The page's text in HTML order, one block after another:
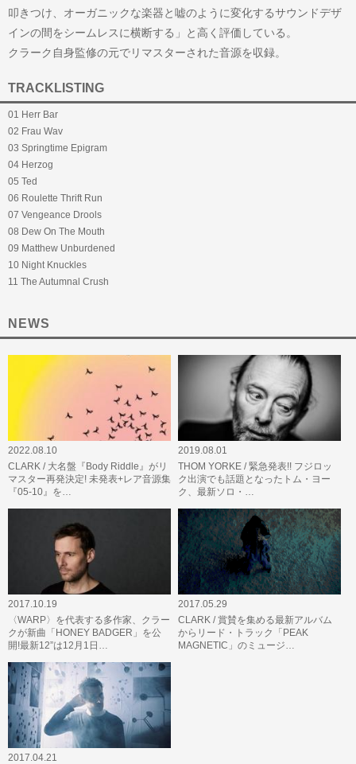
叩きつけ、オーガニックな楽器と嘘のように変化するサウンドデザ
インの間をシームレスに横断する」と高く評価している。
クラーク自身監修の元でリマスターされた音源を収録。
TRACKLISTING
01 Herr Bar
02 Frau Wav
03 Springtime Epigram
04 Herzog
05 Ted
06 Roulette Thrift Run
07 Vengeance Drools
08 Dew On The Mouth
09 Matthew Unburdened
10 Night Knuckles
11 The Autumnal Crush
NEWS
2022.08.10
CLARK / 大名盤『Body Riddle』がリ
マスター再発決定! 未発表+レア音源集
『05-10』を…
2019.08.01
THOM YORKE / 緊急発表!! フジロッ
ク出演でも話題となったトム・ヨー
ク、最新ソロ・…
2017.10.19
〈WARP〉を代表する多作家、クラー
クが新曲「HONEY BADGER」を公
開!最新12”は12月1日…
2017.05.29
CLARK / 賞賛を集める最新アルバム
からリード・トラック「PEAK
MAGNETIC」のミュージ…
2017.04.21